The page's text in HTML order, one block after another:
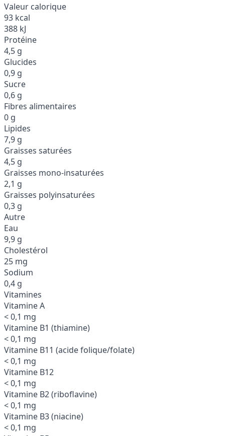
Valeur calorique
93 kcal
388 kJ
Protéine
4,5 g
Glucides
0,9 g
Sucre
0,6 g
Fibres alimentaires
0 g
Lipides
7,9 g
Graisses saturées
4,5 g
Graisses mono-insaturées
2,1 g
Graisses polyinsaturées
0,3 g
Autre
Eau
9,9 g
Cholestérol
25 mg
Sodium
0,4 g
Vitamines
Vitamine A
< 0,1 mg
Vitamine B1 (thiamine)
< 0,1 mg
Vitamine B11 (acide folique/folate)
< 0,1 mg
Vitamine B12
< 0,1 mg
Vitamine B2 (riboflavine)
< 0,1 mg
Vitamine B3 (niacine)
< 0,1 mg